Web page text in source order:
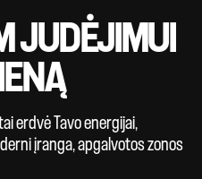
JUDĖJIMUI
erdvė Tavo energijai,
įranga, apgalvotos zonos